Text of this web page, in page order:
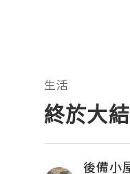
生活
終於大
後備小